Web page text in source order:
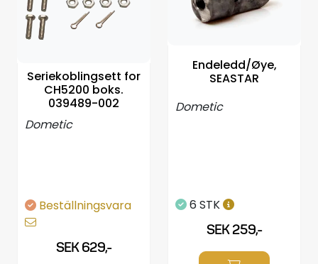
Seriekoblingsett for
CH5200 boks.
039489-002
Dometic
Beställningsvara
SEK 629,-
Endeledd/Øye,
SEASTAR
Dometic
6 STK
SEK 259,-
Servicekit